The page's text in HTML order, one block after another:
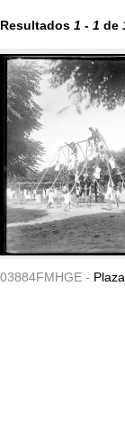
Resultados 1 - 1 de
03884FMHGE -